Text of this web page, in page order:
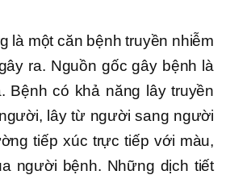
là một căn bệnh truyền nhiễm
ra. Nguồn gốc gây bệnh là
Bệnh có khả năng lây truyền
lây từ người sang người
tiếp xúc trực tiếp với màu,
người bệnh. Những dịch tiết